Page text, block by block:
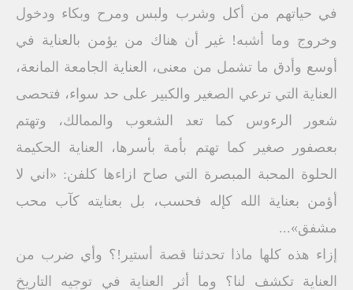
في حياتهم من أكل وشرب ولبس ومرح وبكاء ودخول
وخروج وما أشبه! غير أن هناك من يؤمن بالعناية في
أوسع وأدق ما تشمل من معنى، العناية الجامعة المانعة،
العناية التي ترعي الصغير والكبير على حد سواء، فتحصى
شعور الرءوس كما تعد الشعوب والممالك، وتهتم
بعصفور صغير كما تهتم بأمة بأسرها، العناية الحكيمة
الحلوة المحبة المبصرة التي صاح ازاءها كلفن: «اني لا
أؤمن بعناية الله كإله فحسب، بل بعنايته كآب محب
مشفق»...
إزاء هذه كلها ماذا تحدثنا قصة أستير!؟ وأي ضرب من
العناية تكشف لنا؟ وما أثر العناية في توجيه التاريخ